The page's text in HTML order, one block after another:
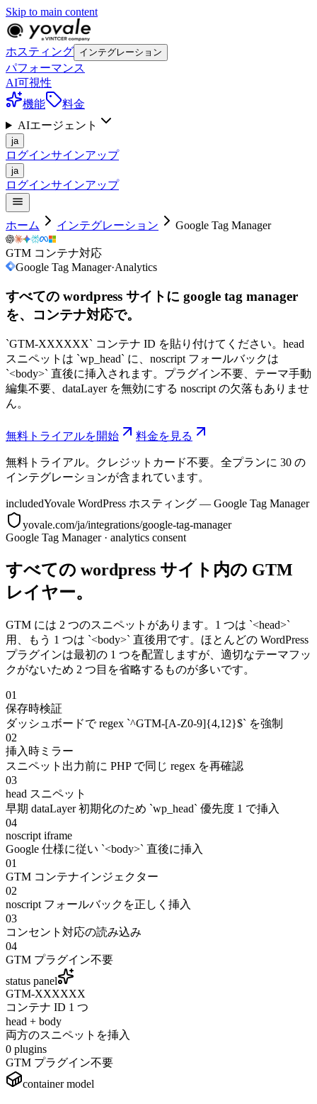
Skip to main content
ホスティング インテグレーション
パフォーマンス
AI可視性
機能
料金
AIエージェント
ja
ログインサインアップ
ja
ログインサインアップ
ホーム インテグレーション Google Tag Manager
GTM コンテナ対応
Google Tag Manager·Analytics
すべての wordpress サイトに google tag manager
を、コンテナ対応で。
`GTM-XXXXXX` コンテナ ID を貼り付けてください。head
スニペットは `wp_head` に、noscript フォールバックは
`<body>` 直後に挿入されます。プラグイン不要、テーマ手動
編集不要、dataLayer を無効にする noscript の欠落もありませ
ん。
無料トライアルを開始 料金を見る
無料トライアル。クレジットカード不要。全プランに 30 の
インテグレーションが含まれています。
includedYovale WordPress ホスティング — Google Tag Manager
yovale.com/ja/integrations/google-tag-manager
Google Tag Manager· analytics consent
すべての wordpress サイト内の GTM
レイヤー。
GTM には 2 つのスニペットがあります。1 つは `<head>`
用、もう 1 つは `<body>` 直後用です。ほとんどの WordPress
プラグインは最初の 1 つを配置しますが、適切なテーマフッ
クがないため 2 つ目を省略するものが多いです。
01
保存時検証
ダッシュボードで regex `^GTM-[A-Z0-9]{4,12}$` を強制
02
挿入時ミラー
スニペット出力前に PHP で同じ regex を再確認
03
head スニペット
早期 dataLayer 初期化のため `wp_head` 優先度 1 で挿入
04
noscript iframe
Google 仕様に従い `<body>` 直後に挿入
01
GTM コンテナインジェクター
02
noscript フォールバックを正しく挿入
03
コンセント対応の読み込み
04
GTM プラグイン不要
status panel
GTM-XXXXXX
コンテナ ID 1 つ
head + body
両方のスニペットを挿入
0 plugins
GTM プラグイン不要
container model